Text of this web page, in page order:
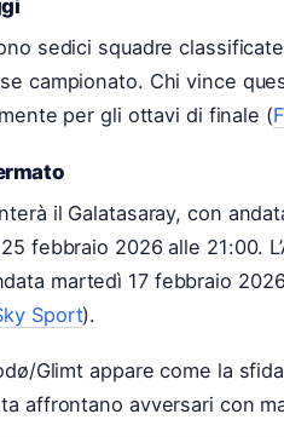
sedici squadre
campionato. Chi vince
per gli ottavi di finale (
il Galatasaray, con
febbraio 2026 alle 21:00.
martedì 17 febbraio
Sport).
Glimt appare come la
affrontano avversari con